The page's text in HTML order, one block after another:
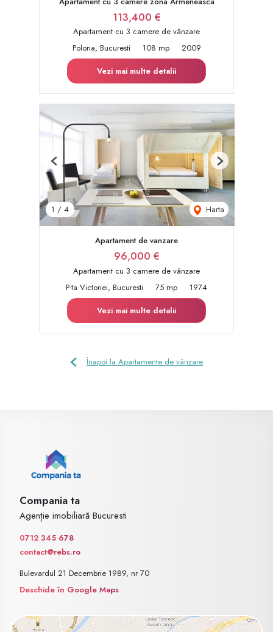
113,400 €
Apartament cu 3 camere de vânzare
Polona, Bucuresti
108 mp
2009
Vezi mai multe detalii
1 / 4 Harta
Previous Next
Apartament de vanzare
96,000 €
Apartament cu 3 camere de vânzare
P-ta Victoriei, Bucuresti
75 mp
1974
Vezi mai multe detalii
Înapoi la Apartamente de vânzare
Compania ta
Agenție imobiliară Bucuresti
0712 345 678
contact@rebs.ro
Bulevardul 21 Decembrie 1989, nr 70
Deschide în Google Maps